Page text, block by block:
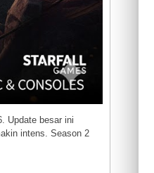
Update besar ini
intens. Season 2